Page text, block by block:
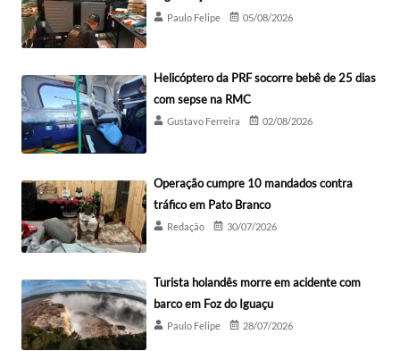
Paulo Felipe 05/08/2026
Helicóptero da PRF socorre bebê de 25 dias
com sepse na RMC
Gustavo Ferreira 02/08/2026
Operação cumpre 10 mandados contra
tráfico em Pato Branco
Redação 30/07/2026
Turista holandês morre em acidente com
barco em Foz do Iguaçu
Paulo Felipe 28/07/2026